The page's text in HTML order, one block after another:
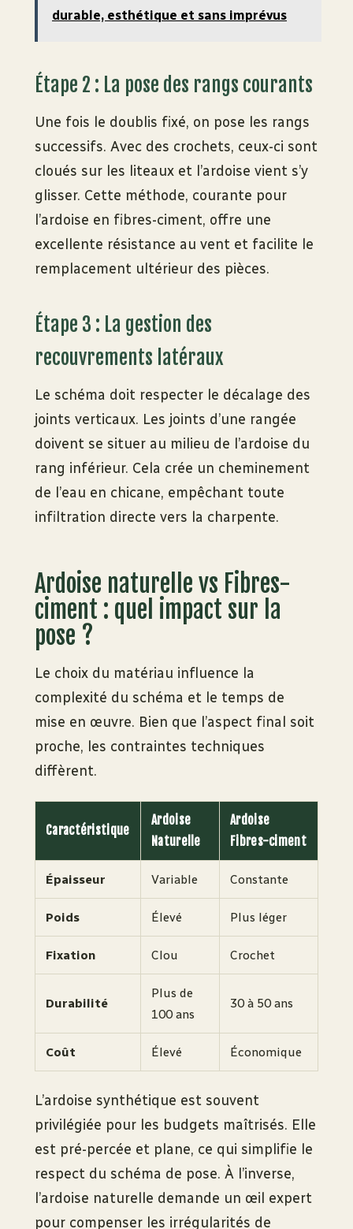
durable, esthétique et sans imprévus
Étape 2 : La pose des rangs courants
Une fois le doublis fixé, on pose les rangs
successifs. Avec des crochets, ceux-ci sont
cloués sur les liteaux et l’ardoise vient s’y
glisser. Cette méthode, courante pour
l’ardoise en fibres-ciment, offre une
excellente résistance au vent et facilite le
remplacement ultérieur des pièces.
Étape 3 : La gestion des
recouvrements latéraux
Le schéma doit respecter le décalage des
joints verticaux. Les joints d’une rangée
doivent se situer au milieu de l’ardoise du
rang inférieur. Cela crée un cheminement
de l’eau en chicane, empêchant toute
infiltration directe vers la charpente.
Ardoise naturelle vs Fibres-
ciment : quel impact sur la
pose ?
Le choix du matériau influence la
complexité du schéma et le temps de
mise en œuvre. Bien que l’aspect final soit
proche, les contraintes techniques
diffèrent.
Caractéristique
Ardoise
Naturelle
Ardoise
Fibres-ciment
Épaisseur Variable Constante
Poids Élevé Plus léger
Fixation Clou Crochet
Durabilité
Plus de
100 ans
30 à 50 ans
Coût Élevé Économique
L’ardoise synthétique est souvent
privilégiée pour les budgets maîtrisés. Elle
est pré-percée et plane, ce qui simplifie le
respect du schéma de pose. À l’inverse,
l’ardoise naturelle demande un œil expert
pour compenser les irrégularités de